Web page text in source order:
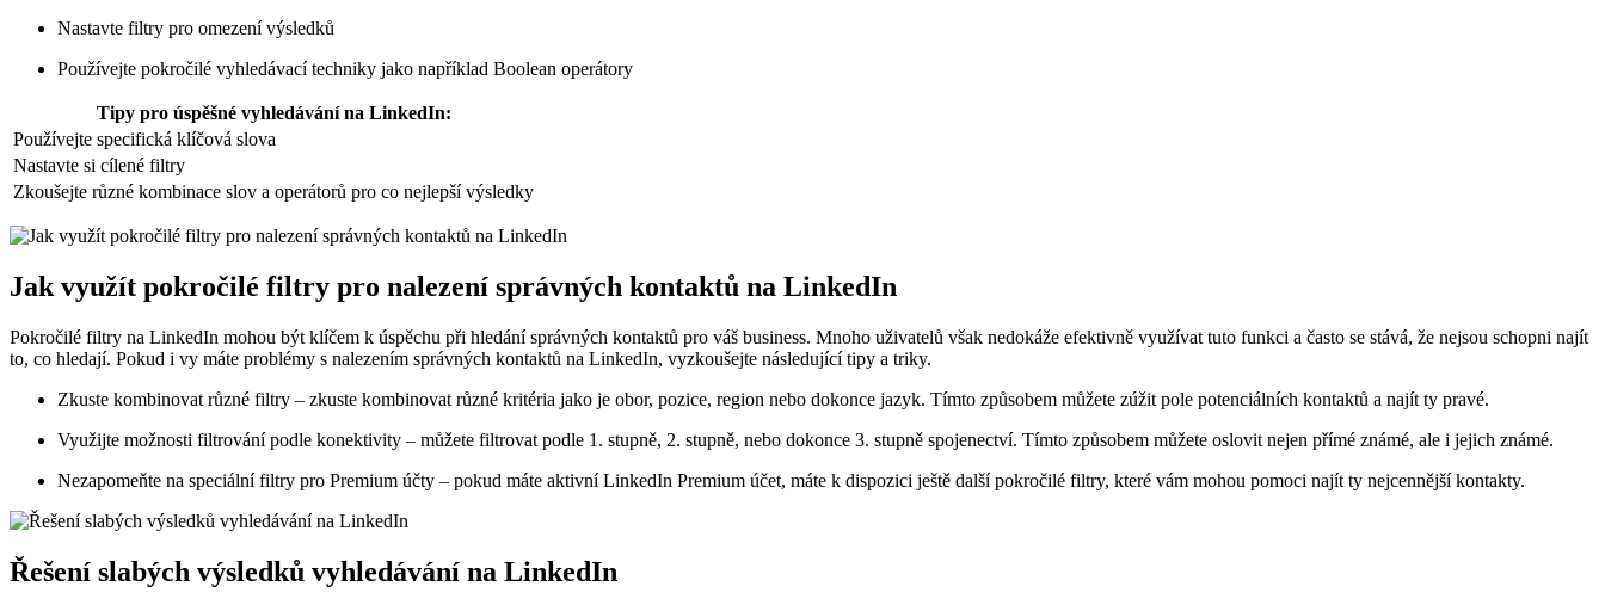
Nastavte filtry pro omezení výsledků
Používejte pokročilé vyhledávací techniky jako například Boolean operátory
Tipy pro úspěšné vyhledávání na LinkedIn:
Používejte specifická klíčová slova
Nastavte si cílené filtry
Zkoušejte různé kombinace slov a operátorů pro co nejlepší výsledky
Jak využít pokročilé filtry pro nalezení správných kontaktů na LinkedIn
Pokročilé filtry na LinkedIn mohou být klíčem k úspěchu při hledání správných kontaktů pro váš business. Mnoho uživatelů však nedokáže efektivně využívat tuto funkci a často se stává, že nejsou schopni najít
to, co hledají. Pokud i vy máte problémy s nalezením správných kontaktů na LinkedIn, vyzkoušejte následující tipy a triky.
Zkuste kombinovat různé filtry – zkuste kombinovat různé kritéria jako je obor, pozice, region nebo dokonce jazyk. Tímto způsobem můžete zúžit pole potenciálních kontaktů a najít ty pravé.
Využijte možnosti filtrování podle konektivity – můžete filtrovat podle 1. stupně, 2. stupně, nebo dokonce 3. stupně spojenectví. Tímto způsobem můžete oslovit nejen přímé známé, ale i jejich známé.
Nezapomeňte na speciální filtry pro Premium účty – pokud máte aktivní LinkedIn Premium účet, máte k dispozici ještě další pokročilé filtry, které vám mohou pomoci najít ty nejcennější kontakty.
Řešení slabých výsledků vyhledávání na LinkedIn